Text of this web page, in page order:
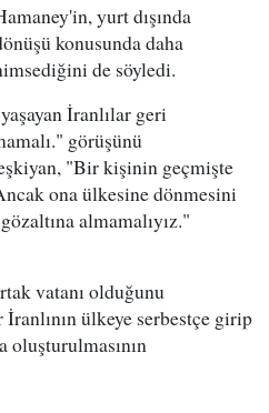
yurt dışında
konusunda daha
de söyledi.
İranlılar geri
görüşünü
"Bir kişinin geçmişte
ona ülkesine dönmesini
almamalıyız."
vatanı olduğunu
ülkeye serbestçe girip
oluşturulmasının